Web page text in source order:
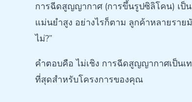
การฉีดสูญญากาศ (การขึ้นรูปซิลิโคน) เป็
แม่นยำสูง อย่างไรก็ตาม ลูกค้าหลายรา
ไม่?”
คำตอบคือ ไม่เชิง การฉีดสูญญากาศเป็น
ที่สุดสำหรับโครงการของคุณ